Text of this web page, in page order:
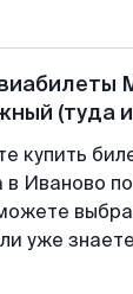
(туда
купить
Иваново
уже